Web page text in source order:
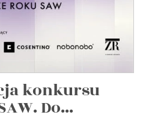
konkursu
Do...